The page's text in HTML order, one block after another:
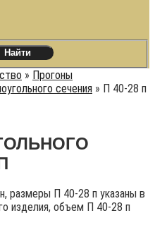
» Прогоны
сечения » П 40-28 п
размеры П 40-28 п указаны в
изделия, объем П 40-28 п